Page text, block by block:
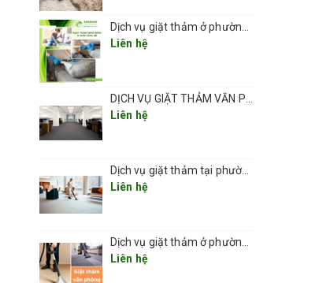
Liên hệ
Liên hệ
Dịch vụ giặt thảm tại phường Thanh Xuân 2026
Liên hệ
Liên hệ